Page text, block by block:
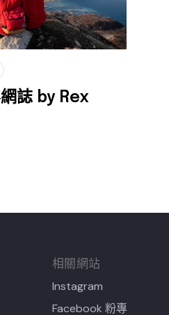
誌 by Rex
相關網站
Instagram
Facebook 粉專